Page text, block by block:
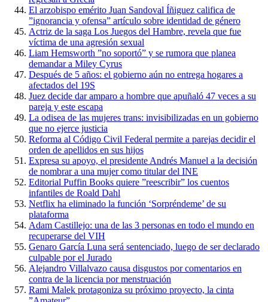
El arzobispo emérito Juan Sandoval Íñiguez califica de
”ignorancia y ofensa” artículo sobre identidad de género
Actriz de la saga Los Juegos del Hambre, revela que fue
víctima de una agresión sexual
Liam Hemsworth ”no soportó” y se rumora que planea
demandar a Miley Cyrus
Después de 5 años: el gobierno aún no entrega hogares a
afectados del 19S
Juez decide dar amparo a hombre que apuñaló 47 veces a su
pareja y este escapa
La odisea de las mujeres trans: invisibilizadas en un gobierno
que no ejerce justicia
Reforma al Código Civil Federal permite a parejas decidir el
orden de apellidos en sus hijos
Expresa su apoyo, el presidente Andrés Manuel a la decisión
de nombrar a una mujer como titular del INE
Editorial Puffin Books quiere ”reescribir” los cuentos
infantiles de Roald Dahl
Netflix ha eliminado la función ‘Sorpréndeme’ de su
plataforma
Adam Castillejo: una de las 3 personas en todo el mundo en
recuperarse del VIH
Genaro García Luna será sentenciado, luego de ser declarado
culpable por el Jurado
Alejandro Villalvazo causa disgustos por comentarios en
contra de la licencia por menstruación
Rami Malek protagoniza su próximo proyecto, la cinta